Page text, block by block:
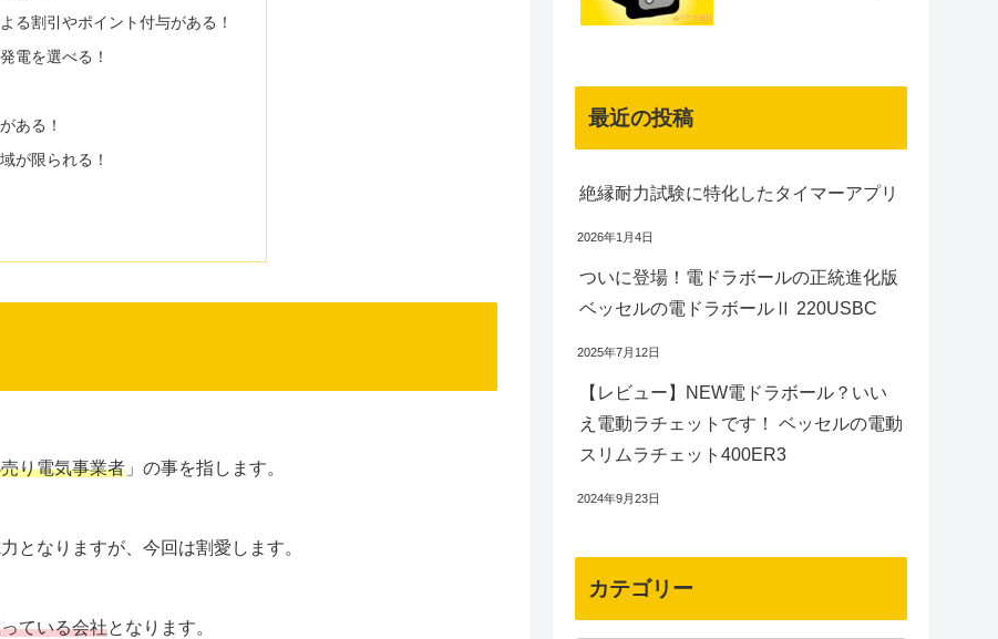
る割引やポイント付与がある！
電を選べる！
ある！
が限られる！
り電気事業者 」の事を指します。
となりますが、今回は割愛します。
ている会社となります。
最近の投稿
絶縁耐力試験に特化したタイマーアプリ
2026年1月4日
ついに登場！電ドラボールの正統進化版
ベッセルの電ドラボールⅡ 220USBC
2025年7月12日
【レビュー】NEW電ドラボール？いい
え電動ラチェットです！ ベッセルの電動
スリムラチェット400ER3
2024年9月23日
カテゴリー